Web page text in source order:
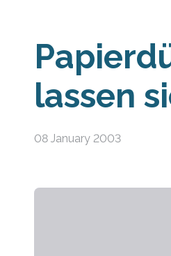
lassen
08 January 2003